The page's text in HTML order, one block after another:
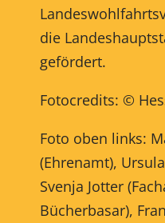
die
gefördert.
Fotocredits: ©
Foto oben links:
(Ehrenamt), Ursula
Svenja Jotter
Bücherbasar),